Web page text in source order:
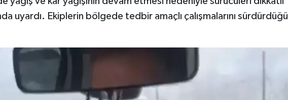
uyardı. Ekiplerin bölgede tedbir amaçlı çalışmalarını sürdürdüğü